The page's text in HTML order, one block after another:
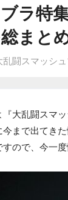
ブラ特
まと
乱闘スマッシ
『大乱闘スマ
今まで出てき
ので、今一